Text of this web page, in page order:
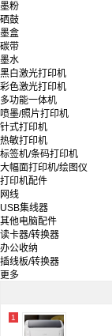
格之格
天姝
绿联/Ugreen
京瓷/Kyocera
爱普生/Epson
天威/PRINT－RITE
中盈/zhongying
格之格
富士通/Fujitsu
台半/TSC
斑马
兄弟
实达
京呈
言鼎
映美
汉印/HPRT
毕亚兹
金印典
爱立熊
佳能
标拓
富士施乐/Fuji Xerox
墨粉
硒鼓
墨盒
碳带
墨水
黑白激光打印机
彩色激光打印机
多功能一体机
喷墨/照片打印机
针式打印机
热敏打印机
标签机/条码打印机
大幅面打印机/绘图仪
打印机配件
网线
USB集线器
其他电脑配件
读卡器/转换器
办公收纳
插线板/转换器
更多
1